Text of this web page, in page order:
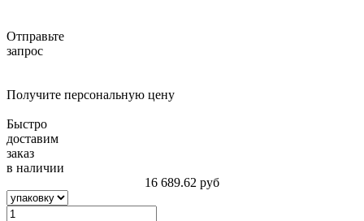
Отправьте
запрос
Получите персональную цену
Быстро
доставим
заказ
в наличии
16 689.62 руб